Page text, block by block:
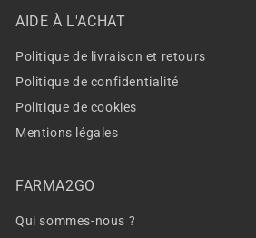
AIDE À L'ACHAT
Politique de livraison et retours
Politique de confidentialité
Politique de cookies
Mentions légales
FARMA2GO
Qui sommes-nous ?